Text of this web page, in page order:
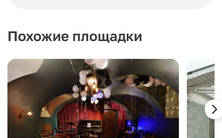
Похожие площадки